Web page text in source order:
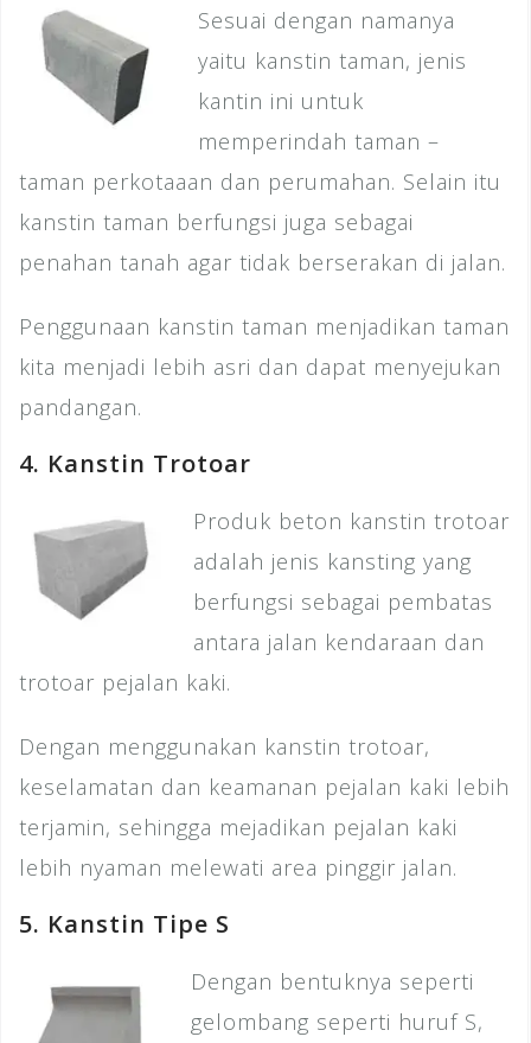
Sesuai dengan namanya
yaitu kanstin taman, jenis
kantin ini untuk
memperindah taman –
taman perkotaaan dan perumahan. Selain itu
kanstin taman berfungsi juga sebagai
penahan tanah agar tidak berserakan di jalan.
Penggunaan kanstin taman menjadikan taman
kita menjadi lebih asri dan dapat menyejukan
pandangan.
4. Kanstin Trotoar
Produk beton kanstin trotoar
adalah jenis kansting yang
berfungsi sebagai pembatas
antara jalan kendaraan dan
trotoar pejalan kaki.
Dengan menggunakan kanstin trotoar,
keselamatan dan keamanan pejalan kaki lebih
terjamin, sehingga mejadikan pejalan kaki
lebih nyaman melewati area pinggir jalan.
5. Kanstin Tipe S
Dengan bentuknya seperti
gelombang seperti huruf S,